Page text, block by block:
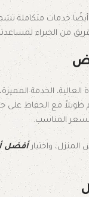
خدمات متكاملة
من الخبراء
العالية، الخدمة
مع الحفاظ على
المناسب.
واختيار أفضل